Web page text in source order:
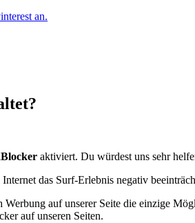
an.
aktiviert. Du würdest uns sehr
das Surf-Erlebnis negativ
Werbung auf unserer Seite die einzige
auf unseren Seiten.